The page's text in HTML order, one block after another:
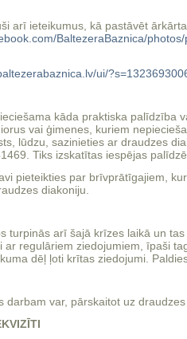
arī ieteikumus, kā pastāvēt
BaltezeraBaznica/
ui/
kāda praktiska palīdzība
vai ģimenes, kuriem
lūdzu, sazinieties ar draudzes
Tiks izskatītas iespējas
pieteikties par brīvprātīgajiem,
diakoniju.
turpinās arī šajā krīzes laikā un
ar regulāriem ziedojumiem, īpaši
dēļ ļoti krītas ziedojumi.
darbam var, pārskaitot uz